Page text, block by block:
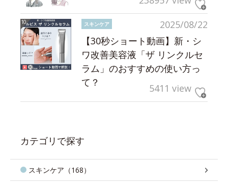
2025/08/22
スキンケア
【30秒ショート動画】新・シ
ワ改善美容液「ザ リンクルセ
ラム」のおすすめの使い方っ
て？
5411 view
カテゴリで探す
スキンケア（168）